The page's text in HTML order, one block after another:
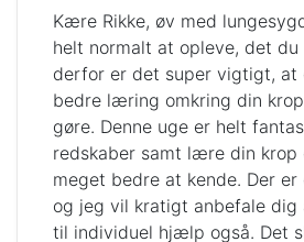
Kære Rikke, øv med
helt normalt at opleve, det
derfor er det super vigtigt,
bedre læring omkring din
gøre. Denne uge er helt
redskaber samt lære din
meget bedre at kende. Der
og jeg vil kratigt anbefale
til individuel hjælp også. Det